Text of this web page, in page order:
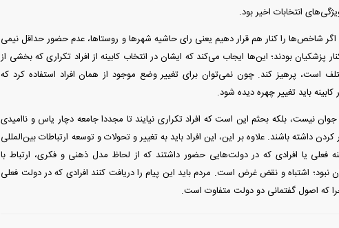
انتخابات اخیر بود.
شاخص‌ها را کنار هم قرار دهیم یعنی رای حاشیه شهر‌ها و روستاها، عدم حضور حداقل نیمی
پزشکیان بودند؛ این‌ها ایجاب می‌کند که ایشان در انتخاب کابینه از افراد تکراری که بخشی از
است، پرهیز کند. چون نمی‌توان برای تغییر وضع موجود از همان افراد استفاده کرد که
باید تغییر چهره دیده شود.
جوان نیست، بلکه بحثم این است که افراد تکراری نیایند تا مجددا جامعه دچار یاس و ناامیدی
کردن داشته باشند. علاوه بر این، این افراد باید به تغییر و تحولات و توسعه ارتباطات بین‌المللی
فعلی یا افرادی که در دولت‌هایی حضور داشتند که از لحاظ مدل ذهنی و فکری، ارتباط با
اشتباه و نقض غرض است. مردم باید این پیام را دریافت کنند افرادی که در دولت فعلی
که اصول گفتمانی دو دولت متفاوت است.